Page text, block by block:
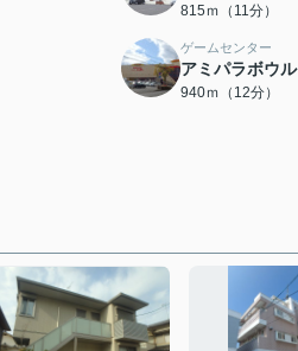
815ｍ（11分）
ゲームセンター
アミパラボウル
940ｍ（12分）